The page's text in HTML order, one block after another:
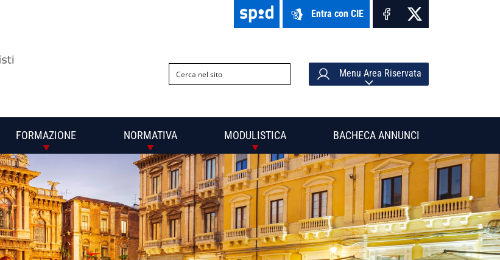
Entra con CIE
Menu Area Riservata
FORMAZIONE NORMATIVA MODULISTICA BACHECA ANNUNCI